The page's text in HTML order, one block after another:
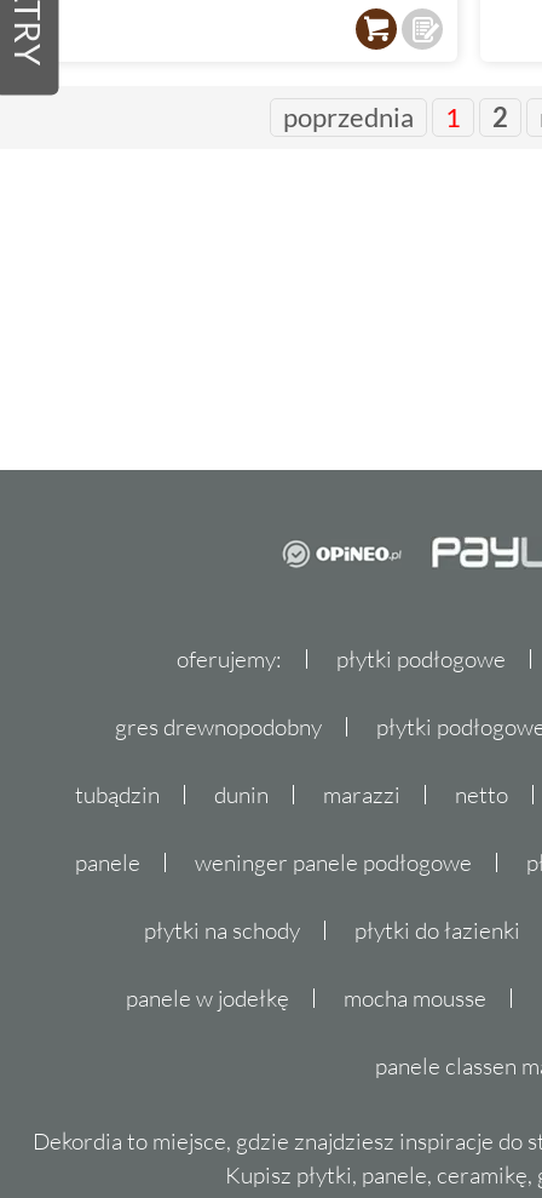
poprzednia 1 2
oferujemy: płytki podłogowe
gres drewnopodobny płytki
tubądzin dunin marazzi netto
panele weninger panele podłogowe
płytki na schody płytki do łazienki
panele w jodełkę mocha mousse
panele classen
Dekordia to miejsce, gdzie znajdziesz inspiracje do
Kupisz płytki, panele,